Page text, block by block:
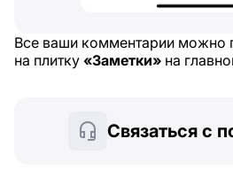
Все ваши комментарии можно
на плитку «Заметки» на
Связаться с